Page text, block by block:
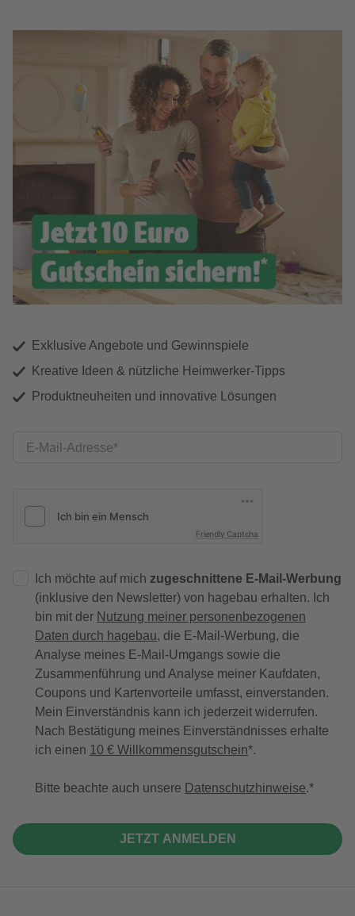
Exklusive Angebote und Gewinnspiele
Kreative Ideen & nützliche Heimwerker-Tipps
Produktneuheiten und innovative Lösungen
E-Mail-Adresse
Friendly Captcha
Ich möchte auf mich zugeschnittene E-Mail-Werbung
(inklusive den Newsletter) von hagebau erhalten. Ich
bin mit der Nutzung meiner personenbezogenen
Daten durch hagebau, die E-Mail-Werbung, die
Analyse meines E-Mail-Umgangs sowie die
Zusammenführung und Analyse meiner Kaufdaten,
Coupons und Kartenvorteile umfasst, einverstanden.
Mein Einverständnis kann ich jederzeit widerrufen.
Nach Bestätigung meines Einverständnisses erhalte
ich einen 10 € Willkommensgutschein*.
Bitte beachte auch unsere Datenschutzhinweise.
JETZT ANMELDEN